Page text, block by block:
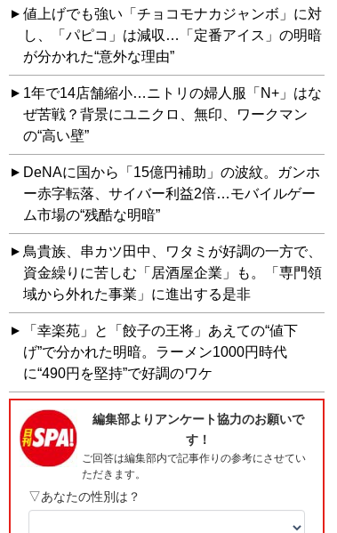
値上げでも強い「チョコモナカジャンボ」に対
し、「パピコ」は減収…「定番アイス」の明暗
が分かれた“意外な理由”
1年で14店舗縮小…ニトリの婦人服「N+」はな
ぜ苦戦？背景にユニクロ、無印、ワークマン
の“高い壁”
DeNAに国から「15億円補助」の波紋。ガンホ
ー赤字転落、サイバー利益2倍…モバイルゲー
ム市場の“残酷な明暗”
鳥貴族、串カツ田中、ワタミが好調の一方で、
資金繰りに苦しむ「居酒屋企業」も。「専門領
域から外れた事業」に進出する是非
「幸楽苑」と「餃子の王将」あえての“値下
げ”で分かれた明暗。ラーメン1000円時代
に“490円を堅持”で好調のワケ